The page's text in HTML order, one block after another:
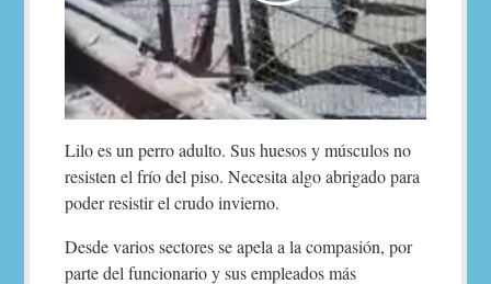
Lilo es un perro adulto. Sus huesos y músculos no
resisten el frío del piso. Necesita algo abrigado para
poder resistir el crudo invierno.
Desde varios sectores se apela a la compasión, por
parte del funcionario y sus empleados más